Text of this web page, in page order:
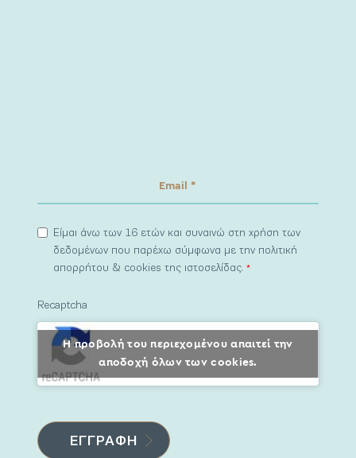
Είμαι άνω των 16 ετών και συναινώ στη χρήση των
δεδομένων που παρέχω σύμφωνα με την πολιτική
απορρήτου & cookies της ιστοσελίδας.*
Recaptcha
Η προβολή του περιεχομένου απαιτεί την
αποδοχή όλων των cookies.